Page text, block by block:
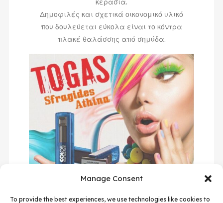
Manage Consent
To provide the best experiences, we use technologies like cookies to
Δημοφιλές και σχετικά οικονομικό υλικό
που δουλεύεται εύκολα είναι το κόντρα
πλακέ θαλάσσης από σημύδα.